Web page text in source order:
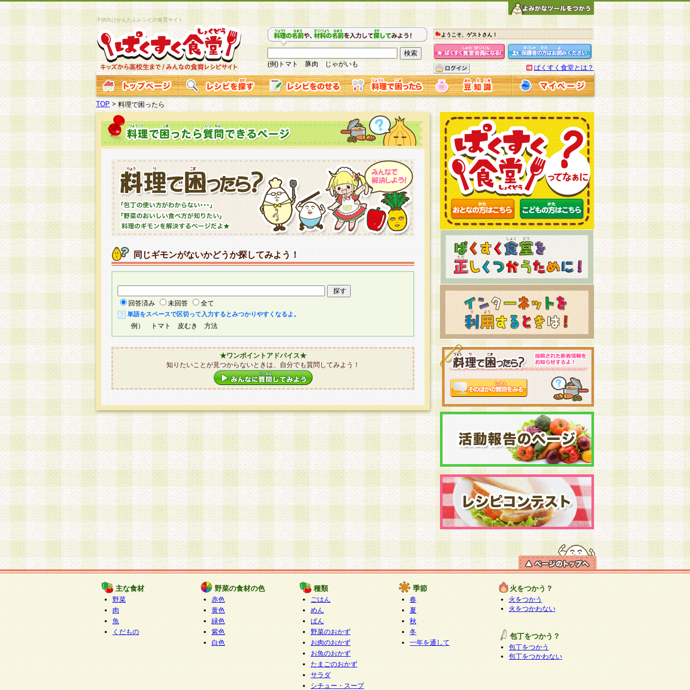
子供向けかんたんレシピの食育サイト
(例)トマト 豚肉 じゃがいも
ようこそ、ゲストさん！
ぱくすく食堂とは？
TOP > 料理で困ったら
同じギモンがないかどうか探してみよう！
回答済み 未回答 全て
単語をスペースで区切って入力するとみつかりやすくなるよ。
例） トマト 皮むき 方法
★ワンポイントアドバイス★
知りたいことが見つからないときは、自分でも質問してみよう！
主な食材
野菜
肉
魚
くだもの
野菜の食材の色
赤色
黄色
緑色
紫色
白色
種類
ごはん
めん
ぱん
野菜のおかず
お肉のおかず
お魚のおかず
たまごのおかず
サラダ
シチュー・スープ
季節
春
夏
秋
冬
一年を通して
火をつかう？
火をつかう
火をつかわない
包丁をつかう？
包丁をつかう
包丁をつかわない